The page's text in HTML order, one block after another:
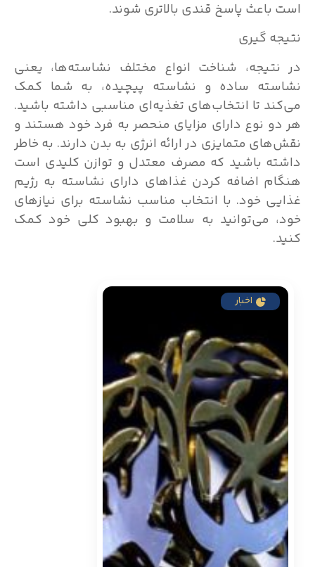
است باعث پاسخ قندی بالاتری شوند.
نتیجه‌ گیری
در نتیجه، شناخت انواع مختلف نشاسته‌ها، یعنی
نشاسته ساده و نشاسته پیچیده، به شما کمک
می‌کند تا انتخاب‌های تغذیه‌ای مناسبی داشته باشید.
هر دو نوع دارای مزایای منحصر به فرد خود هستند و
نقش‌های متمایزی در ارائه انرژی به بدن دارند. به خاطر
داشته باشید که مصرف معتدل و توازن کلیدی است
هنگام اضافه کردن غذاهای دارای نشاسته به رژیم
غذایی خود. با انتخاب مناسب نشاسته برای نیازهای
خود، می‌توانید به سلامت و بهبود کلی خود کمک
کنید.
اخبار